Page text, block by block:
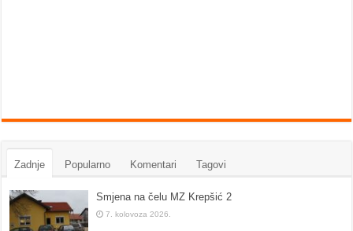
Zadnje Popularno Komentari Tagovi
Smjena na čelu MZ Krepšić 2
7. kolovoza 2026.